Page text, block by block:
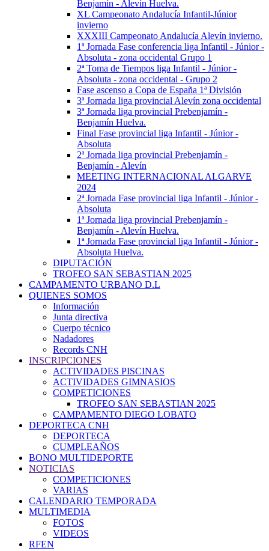
Benjamín - Alevín Huelva.
XL Campeonato Andalucía Infantil-Júnior
invierno
XXXIII Campeonato Andalucía Alevín invierno.
1ª Jornada Fase conferencia liga Infantil - Júnior -
Absoluta - zona occidental Grupo 1
2ª Toma de Tiempos liga Infantil - Júnior -
Absoluta - zona occidental - Grupo 2
Fase ascenso a Copa de España 1ª División
3ª Jornada liga provincial Alevín zona occidental
3ª Jornada liga provincial Prebenjamín -
Benjamín Huelva.
Final Fase provincial liga Infantil - Júnior -
Absoluta
2ª Jornada liga provincial Prebenjamín -
Benjamín - Alevín
MEETING INTERNACIONAL ALGARVE
2024
2ª Jornada Fase provincial liga Infantil - Júnior -
Absoluta
1ª Jornada liga provincial Prebenjamín -
Benjamín - Alevín Huelva.
1ª Jornada Fase provincial liga Infantil - Júnior -
Absoluta Huelva.
DIPUTACIÓN
TROFEO SAN SEBASTIAN 2025
CAMPAMENTO URBANO D.L
QUIENES SOMOS
Información
Junta directiva
Cuerpo técnico
Nadadores
Records CNH
INSCRIPCIONES
ACTIVIDADES PISCINAS
ACTIVIDADES GIMNASIOS
COMPETICIONES
TROFEO SAN SEBASTIAN 2025
CAMPAMENTO DIEGO LOBATO
DEPORTECA CNH
DEPORTECA
CUMPLEAÑOS
BONO MULTIDEPORTE
NOTICIAS
COMPETICIONES
VARIAS
CALENDARIO TEMPORADA
MULTIMEDIA
FOTOS
VIDEOS
RFEN